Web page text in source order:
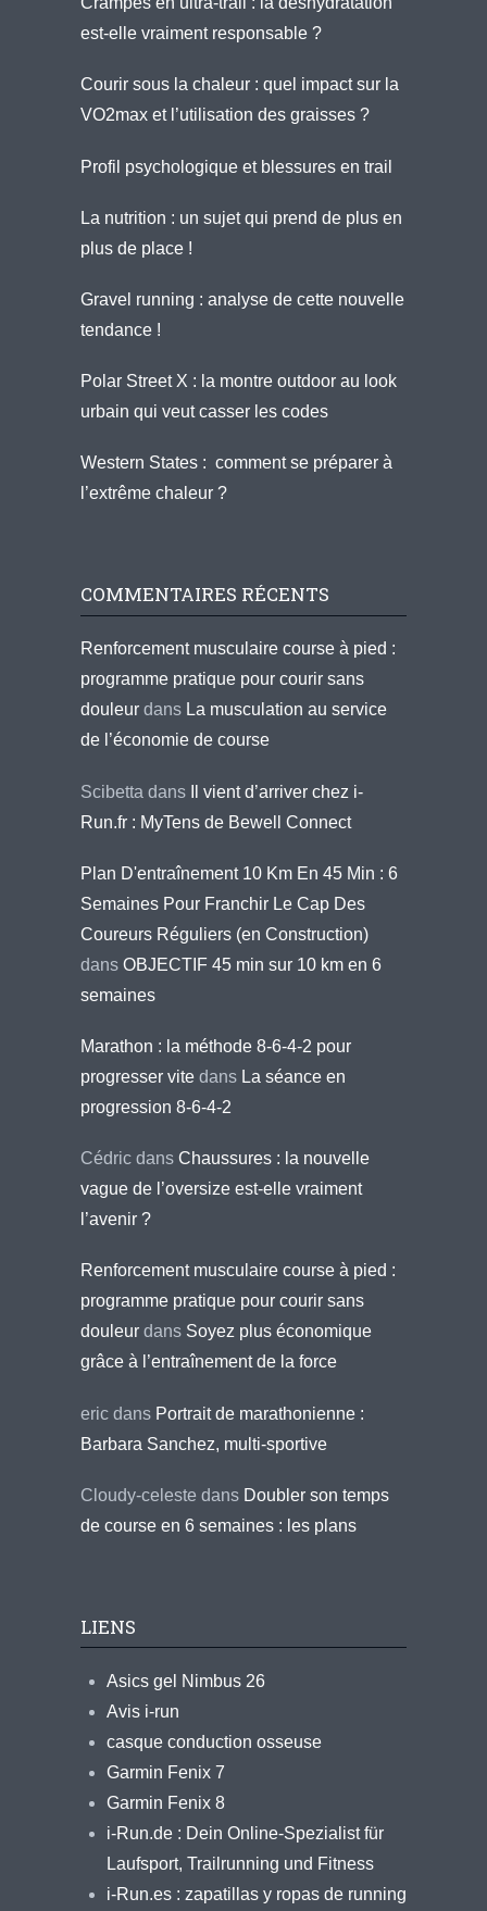
est-elle vraiment responsable ?
Courir sous la chaleur : quel impact sur la
VO2max et l’utilisation des graisses ?
Profil psychologique et blessures en trail
La nutrition : un sujet qui prend de plus en
plus de place !
Gravel running : analyse de cette nouvelle
tendance !
Polar Street X : la montre outdoor au look
urbain qui veut casser les codes
Western States : comment se préparer à
l’extrême chaleur ?
COMMENTAIRES RÉCENTS
Renforcement musculaire course à pied :
programme pratique pour courir sans
douleur dans La musculation au service
de l’économie de course
Scibetta dans
Il vient d’arriver chez i-
Run.fr : MyTens de Bewell Connect
Plan D'entraînement 10 Km En 45 Min : 6
Semaines Pour Franchir Le Cap Des
Coureurs Réguliers (en Construction)
dans OBJECTIF 45 min sur 10 km en 6
semaines
Marathon : la méthode 8-6-4-2 pour
progresser vite dans La séance en
progression 8-6-4-2
Cédric dans Chaussures : la nouvelle
vague de l’oversize est-elle vraiment
l’avenir ?
Renforcement musculaire course à pied :
programme pratique pour courir sans
douleur dans Soyez plus économique
grâce à l’entraînement de la force
eric dans Portrait de marathonienne :
Barbara Sanchez, multi-sportive
Cloudy-celeste dans Doubler son temps
de course en 6 semaines : les plans
LIENS
Asics gel Nimbus 26
Avis i-run
casque conduction osseuse
Garmin Fenix 7
Garmin Fenix 8
i-Run.de : Dein Online-Spezialist für
Laufsport, Trailrunning und Fitness
i-Run.es : zapatillas y ropas de running